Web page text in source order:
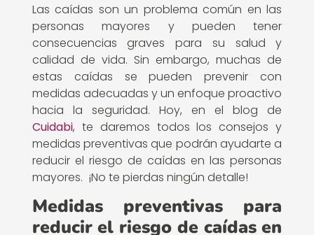
Las caídas son un problema común en las
personas mayores y pueden tener
consecuencias graves para su salud y
calidad de vida. Sin embargo, muchas de
estas caídas se pueden prevenir con
medidas adecuadas y un enfoque proactivo
hacia la seguridad. Hoy, en el blog de
Cuidabi, te daremos todos los consejos y
medidas preventivas que podrán ayudarte a
reducir el riesgo de caídas en las personas
mayores. ¡No te pierdas ningún detalle!
Medidas preventivas para
reducir el riesgo de caídas en